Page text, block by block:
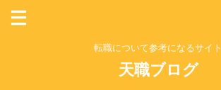
転職について参考になるサイト
天職ブログ